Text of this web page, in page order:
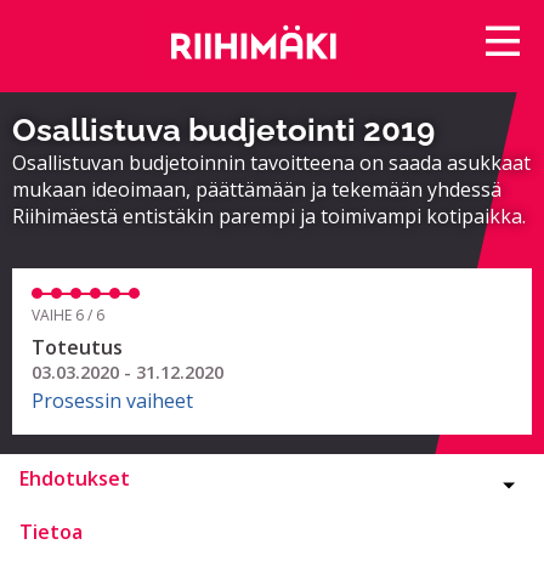
Osallistuva budjetointi 2019
Osallistuvan budjetoinnin tavoitteena on saada asukkaat
mukaan ideoimaan, päättämään ja tekemään yhdessä
Riihimäestä entistäkin parempi ja toimivampi kotipaikka.
VAIHE 6 / 6
Toteutus
03.03.2020 - 31.12.2020
Prosessin vaiheet
Ehdotukset
Tietoa